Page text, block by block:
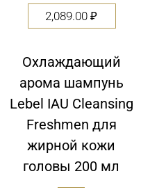
2,089.00₽
Охлаждающий
арома шампунь
Lebel IAU Cleansing
Freshmen для
жирной кожи
головы 200 мл